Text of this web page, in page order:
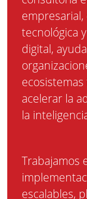
tecnológica
digital,
acelerar la
la
escalables,
modernas y